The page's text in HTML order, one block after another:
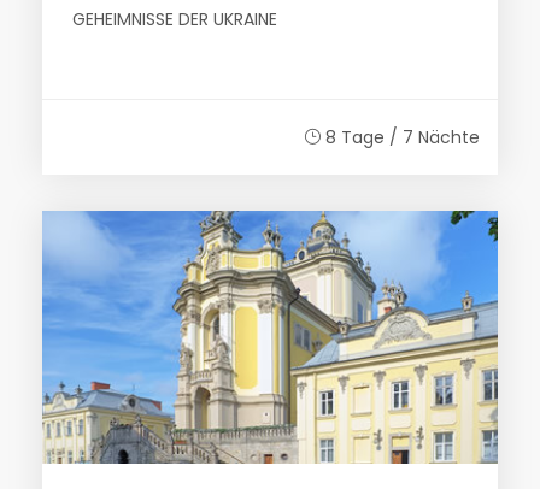
GEHEIMNISSE DER UKRAINE
8 Tage / 7 Nächte